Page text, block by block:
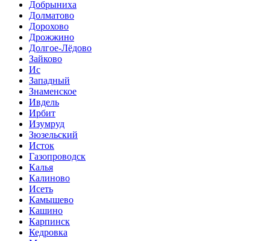
Добрыниха
Долматово
Дорохово
Дрожжино
Долгое-Лёдово
Зайково
Ис
Западный
Знаменское
Ивдель
Ирбит
Изумруд
Зюзельский
Исток
Газопроводск
Калья
Калиново
Исеть
Камышево
Кашино
Карпинск
Кедровка